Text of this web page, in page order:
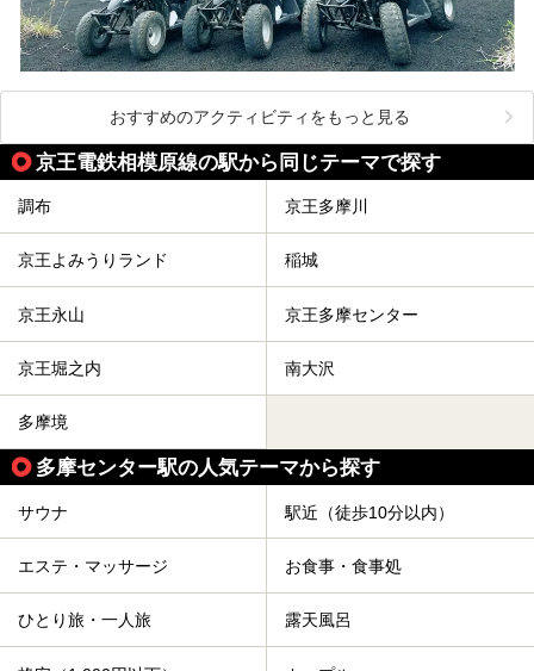
おすすめのアクティビティをもっと見る
京王電鉄相模原線の駅から同じテーマで探す
調布 京王多摩川
京王よみうりランド 稲城
京王永山 京王多摩センター
京王堀之内 南大沢
多摩境
多摩センター駅の人気テーマから探す
サウナ 駅近（徒歩10分以内）
エステ・マッサージ お食事・食事処
ひとり旅・一人旅 露天風呂